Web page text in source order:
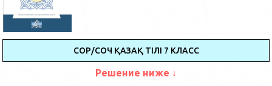
СОР/СОЧ ҚАЗАҚ ТІЛІ 7 КЛАСС
Решение ниже ↓